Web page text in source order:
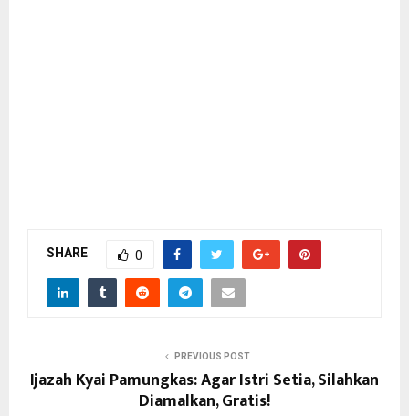
SHARE 0
PREVIOUS POST
Ijazah Kyai Pamungkas: Agar Istri Setia, Silahkan
Diamalkan, Gratis!